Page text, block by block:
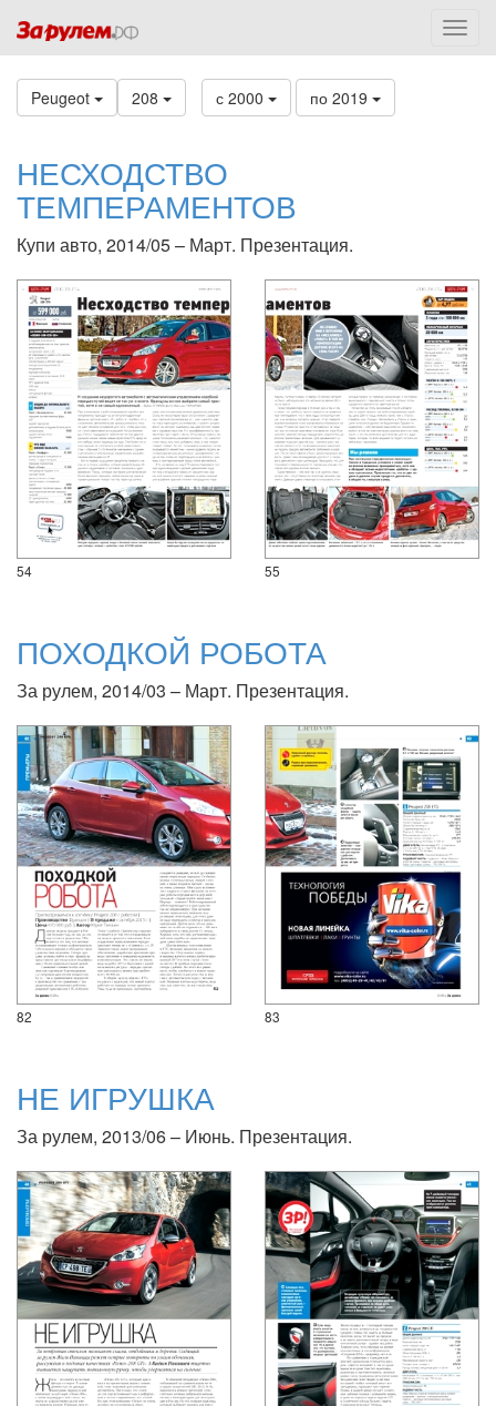
Peugeot 208 с 2000 по 2019
НЕСХОДСТВО
ТЕМПЕРАМЕНТОВ
Купи авто, 2014/05 – Март. Презентация.
54 55
ПОХОДКОЙ РОБОТА
За рулем, 2014/03 – Март. Презентация.
82 83
НЕ ИГРУШКА
За рулем, 2013/06 – Июнь. Презентация.